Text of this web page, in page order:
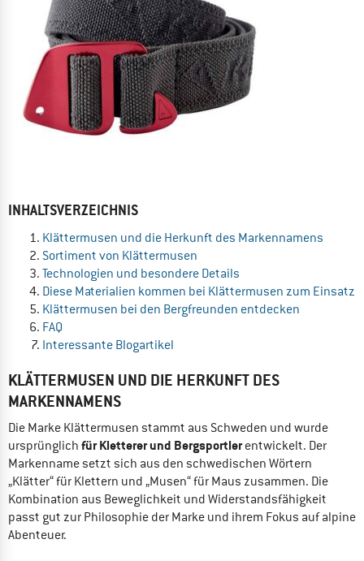
INHALTSVERZEICHNIS
Klättermusen und die Herkunft des Markennamens
Sortiment von Klättermusen
Technologien und besondere Details
Diese Materialien kommen bei Klättermusen zum Einsatz
Klättermusen bei den Bergfreunden entdecken
FAQ
Interessante Blogartikel
KLÄTTERMUSEN UND DIE HERKUNFT DES
MARKENNAMENS
Die Marke Klättermusen stammt aus Schweden und wurde
ursprünglich für Kletterer und Bergsportlerentwickelt. Der
Markenname setzt sich aus den schwedischen Wörtern
„Klätter“ für Klettern und „Musen“ für Maus zusammen. Die
Kombination aus Beweglichkeit und Widerstandsfähigkeit
passt gut zur Philosophie der Marke und ihrem Fokus auf alpine
Abenteuer.